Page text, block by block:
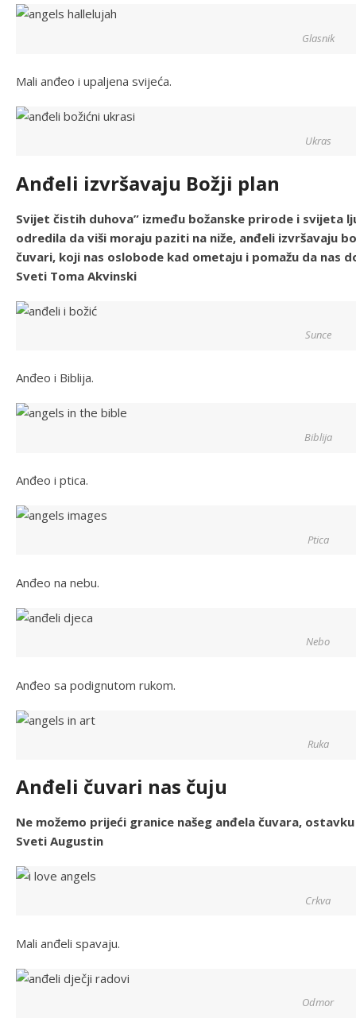
Glasnik
Mali anđeo i upaljena svijeća.
Ukras
Anđeli izvršavaju Božji plan
Svijet čistih duhova” između božanske prirode i svijeta
odredila da viši moraju paziti na niže, anđeli izvršavaju
čuvari, koji nas oslobode kad ometaju i pomažu da nas
Sveti Toma Akvinski
Sunce
Anđeo i Biblija.
Biblija
Anđeo i ptica.
Ptica
Anđeo na nebu.
Nebo
Anđeo sa podignutom rukom.
Ruka
Anđeli čuvari nas čuju
Ne možemo prijeći granice našeg anđela čuvara,
Sveti Augustin
Crkva
Mali anđeli spavaju.
Odmor